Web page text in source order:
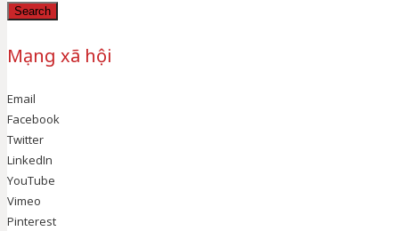
Search
Mạng xã hội
Email
Facebook
Twitter
LinkedIn
YouTube
Vimeo
Pinterest